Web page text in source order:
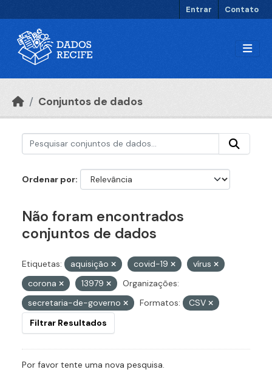
Entrar Contato
Conjuntos de dados
Ordenar por
Não foram encontrados
conjuntos de dados
Etiquetas: aquisição covid-19
vírus
corona
13979
Organizações:
secretaria-de-governo
Formatos:
CSV
Filtrar Resultados
Por favor tente uma nova pesquisa.